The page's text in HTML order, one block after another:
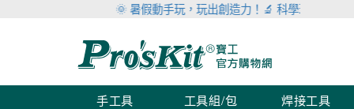
🌞 暑假動手玩，玩出創造力！🔬 科學玩具滿999
手工具 工具組/包 焊接工具